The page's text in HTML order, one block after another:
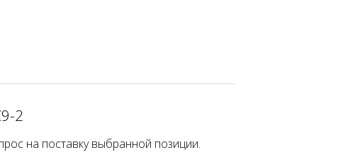
2
на поставку выбранной позиции.